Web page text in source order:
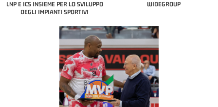
LNP E ICS INSIEME PER LO SVILUPPO
DEGLI IMPIANTI SPORTIVI
WIDEGROUP